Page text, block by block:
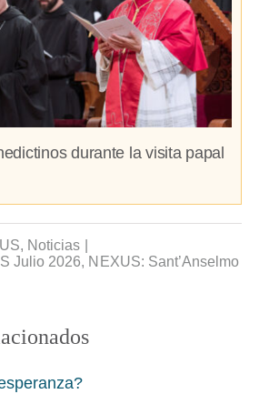
durante la visita papal
, Noticias
Julio 2026, NEXUS: Sant’Anselmo